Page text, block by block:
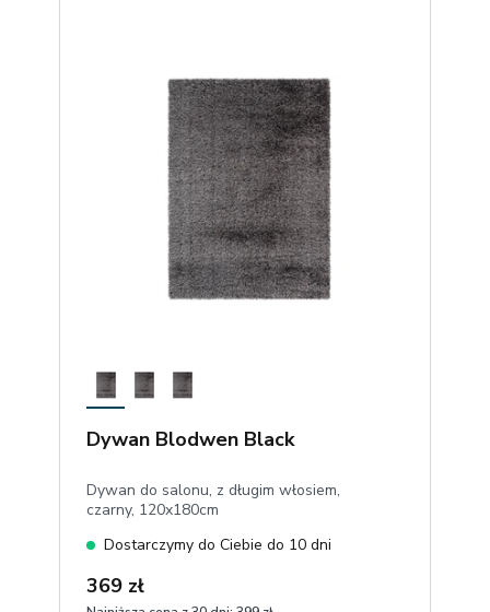
Dywan Blodwen Black
Dywan do salonu, z długim włosiem,
czarny, 120x180cm
Dostarczymy do Ciebie do 10 dni
369 zł